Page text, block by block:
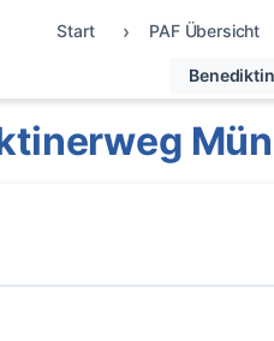
Start PAF Übersicht